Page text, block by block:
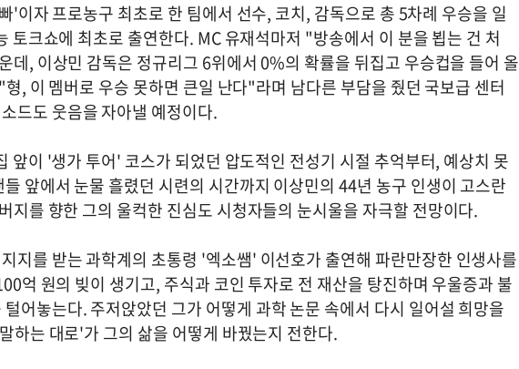
'이자 프로농구 최초로 한 팀에서 선수, 코치, 감독으로 총 5차례 우승을 일
토크쇼에 최초로 출연한다. MC 유재석마저 "방송에서 이 분을 뵙는 건 처
데, 이상민 감독은 정규리그 6위에서 0%의 확률을 뒤집고 우승컵을 들어 올
, 이 멤버로 우승 못하면 큰일 난다"라며 남다른 부담을 줬던 국보급 센터
드도 웃음을 자아낼 예정이다.
앞이 '생가 투어' 코스가 되었던 압도적인 전성기 시절 추억부터, 예상치 못
앞에서 눈물 흘렸던 시련의 시간까지 이상민의 44년 농구 인생이 고스란
지를 향한 그의 울컥한 진심도 시청자들의 눈시울을 자극할 전망이다.
지를 받는 과학계의 초통령 '엑소쌤' 이선호가 출연해 파란만장한 인생사를
억 원의 빚이 생기고, 주식과 코인 투자로 전 재산을 탕진하며 우울증과 불
어놓는다. 주저앉았던 그가 어떻게 과학 논문 속에서 다시 일어설 희망을
하는 대로'가 그의 삶을 어떻게 바꿨는지 전한다.